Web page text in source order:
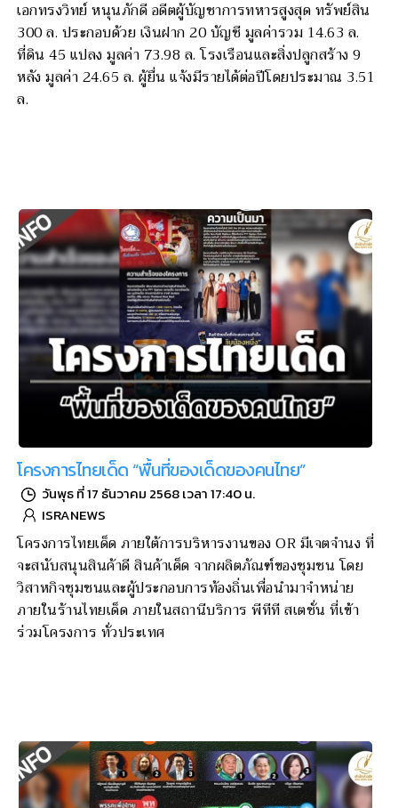
เอกทรงวิทย์ หนุนภักดี อดีตผู้บัญชาการทหารสูงสุด ทรัพย์สิน
300 ล. ประกอบด้วย เงินฝาก 20 บัญชี มูลค่ารวม 14.63 ล.
ที่ดิน 45 แปลง มูลค่า 73.98 ล. โรงเรือนและสิ่งปลูกสร้าง 9
หลัง มูลค่า 24.65 ล. ผู้ยื่น แจ้งมีรายได้ต่อปีโดยประมาณ 3.51
ล.
โครงการไทยเด็ด “พื้นที่ของเด็ดของคนไทย”
วันพุธ ที่ 17 ธันวาคม 2568 เวลา 17:40 น.
ISRANEWS
โครงการไทยเด็ด ภายใต้การบริหารงานของ OR มีเจตจำนง ที่
จะสนับสนุนสินค้าดี สินค้าเด็ด จากผลิตภัณฑ์ของชุมชน โดย
วิสาหกิจชุมชนและผู้ประกอบการท้องถิ่นเพื่อนำมาจำหน่าย
ภายในร้านไทยเด็ด ภายในสถานีบริการ พีทีที สเตชั่น ที่เข้า
ร่วมโครงการ ทั่วประเทศ